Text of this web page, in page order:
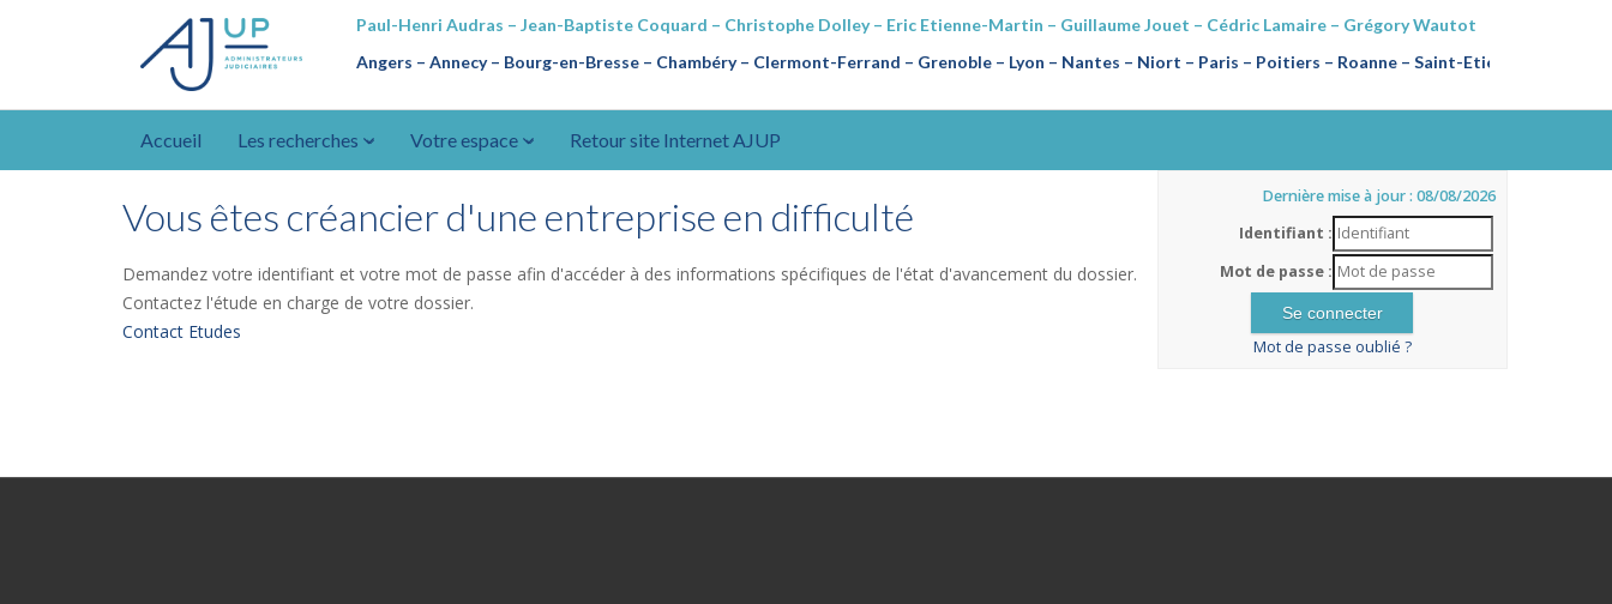
Paul-Henri Audras – Jean-Baptiste Coquard – Christophe Dolley – Eric Etienne-Martin – Guillaume Jouet – Cédric Lamaire – Grégory Wautot
Angers – Annecy– Bourg-en-Bresse – Chambéry – Clermont-Ferrand – Grenoble – Lyon – Nantes – Niort – Paris – Poitiers – Roanne – Saint-Etienne
Accueil Les recherches Votre espace Retour site Internet AJUP
Vous êtes créancier d'une entreprise en difficulté
Demandez votre identifiant et votre mot de passe afin d'accéder à des informations spécifiques de l'état d'avancement du dossier.
Contactez l'étude en charge de votre dossier.
Contact Etudes
Dernière mise à jour : 08/08/2026
Identifiant :
Mot de passe :
Mot de passe oublié ?